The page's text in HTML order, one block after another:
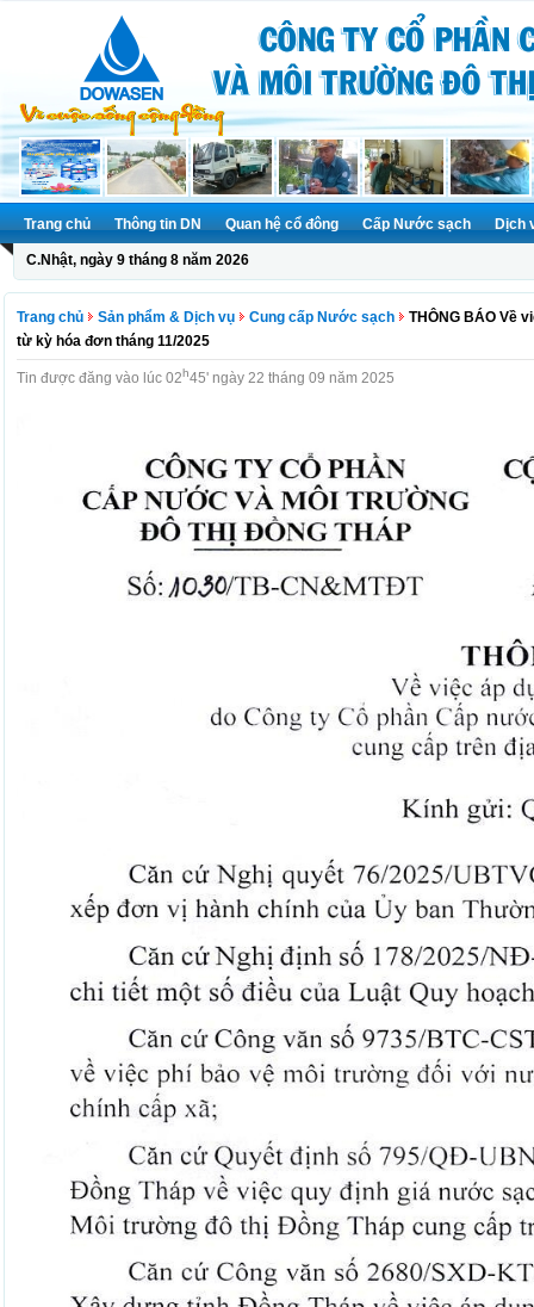
Trang chủ Thông tin DN Quan hệ cổ đông Cấp Nước sạch Dịch
C.Nhật, ngày 9 tháng 8 năm 2026
Trang chủ Sản phẩm & Dịch vụ Cung cấp Nước sạch
THÔNG BÁO Về
từ kỳ hóa đơn tháng 11/2025
Tin được đăng vào lúc 02h45' ngày 22 tháng 09 năm 2025